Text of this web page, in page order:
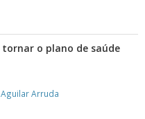
o plano de saúde
Arruda